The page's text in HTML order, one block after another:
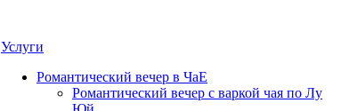
Услуги
Романтический вечер в ЧаЕ
Романтический вечер с варкой чая по Лу